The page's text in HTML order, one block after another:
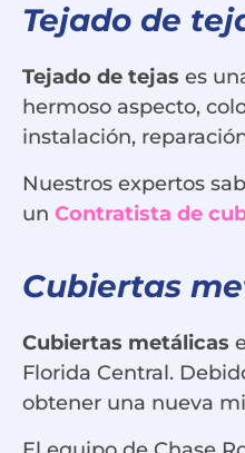
Tejado de
Tejado de tejas es
hermoso aspecto,
instalación,
Nuestros expertos
un Contratista de
Cubiertas
Cubiertas metálicas
Florida Central.
obtener una nueva